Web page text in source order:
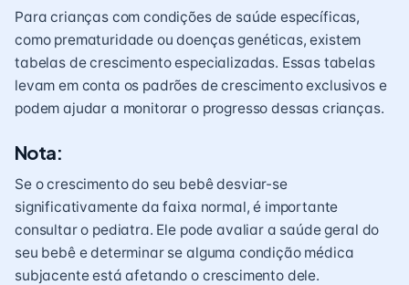
Para crianças com condições de saúde específicas,
como prematuridade ou doenças genéticas, existem
tabelas de crescimento especializadas. Essas tabelas
levam em conta os padrões de crescimento exclusivos e
podem ajudar a monitorar o progresso dessas crianças.
Nota:
Se o crescimento do seu bebê desviar-se
significativamente da faixa normal, é importante
consultar o pediatra. Ele pode avaliar a saúde geral do
seu bebê e determinar se alguma condição médica
subjacente está afetando o crescimento dele.